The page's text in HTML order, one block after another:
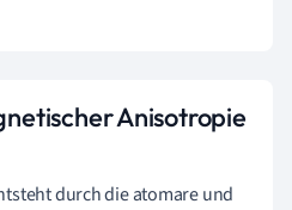
Anisotropie
durch die atomare und